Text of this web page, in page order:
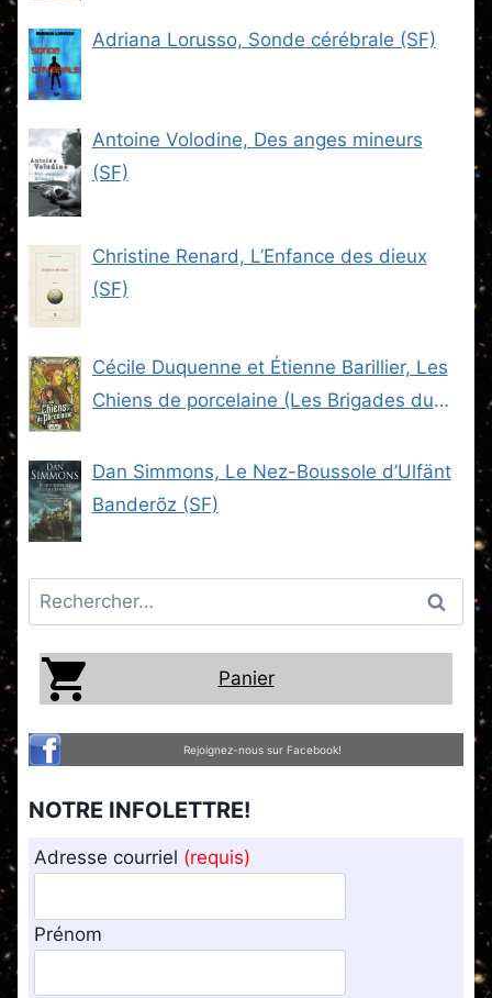
Adriana Lorusso, Sonde cérébrale (SF)
Antoine Volodine, Des anges mineurs
(SF)
Christine Renard, L’Enfance des dieux
(SF)
Cécile Duquenne et Étienne Barillier, Les
Chiens de porcelaine (Les Brigades du
Dan Simmons, Le Nez-Boussole d’Ulfänt
Banderõz (SF)
Rechercher :
Panier
Rejoignez-nous sur Facebook!
NOTRE INFOLETTRE!
Adresse courriel (requis)
Prénom